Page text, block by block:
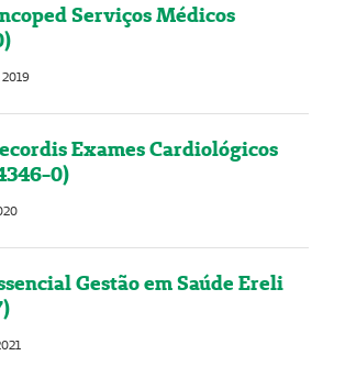
Serviços Médicos
2019
Exames Cardiológicos
0)
Gestão em Saúde Ereli